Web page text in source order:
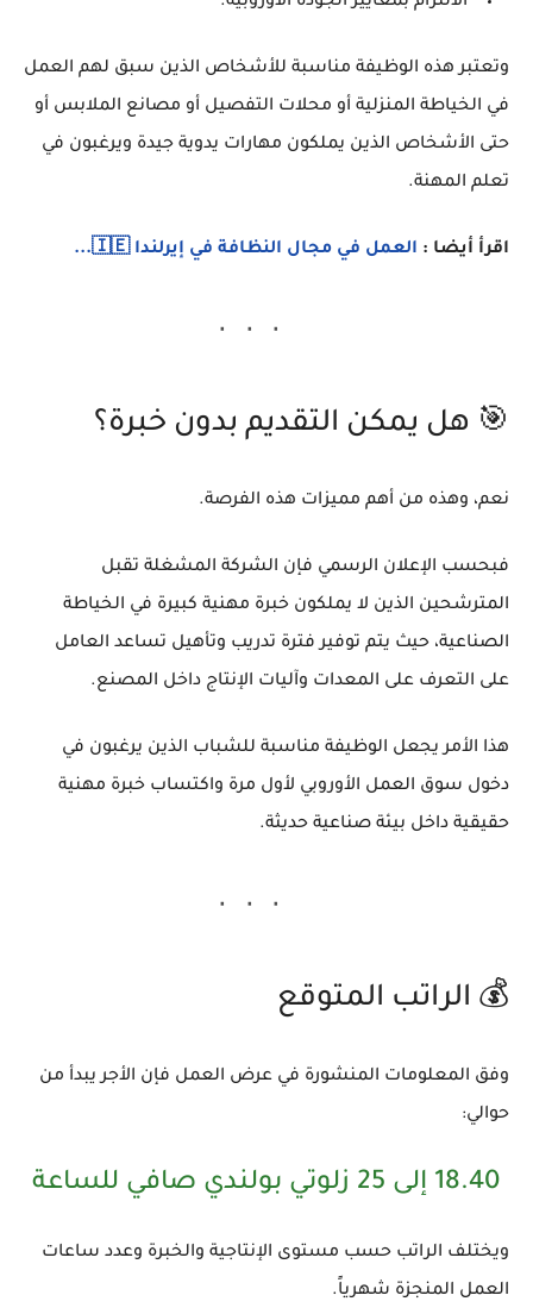
وتعتبر هذه الوظيفة مناسبة للأشخاص الذين سبق لهم العمل
في الخياطة المنزلية أو محلات التفصيل أو مصانع الملابس أو
حتى الأشخاص الذين يملكون مهارات يدوية جيدة ويرغبون في
تعلم المهنة.
اقرأ أيضا : العمل في مجال النظافة في إيرلندا 🇮🇪...
🎯 هل يمكن التقديم بدون خبرة؟
نعم، وهذه من أهم مميزات هذه الفرصة.
فبحسب الإعلان الرسمي فإن الشركة المشغلة تقبل
المترشحين الذين لا يملكون خبرة مهنية كبيرة في الخياطة
الصناعية، حيث يتم توفير فترة تدريب وتأهيل تساعد العامل
على التعرف على المعدات وآليات الإنتاج داخل المصنع.
هذا الأمر يجعل الوظيفة مناسبة للشباب الذين يرغبون في
دخول سوق العمل الأوروبي لأول مرة واكتساب خبرة مهنية
حقيقية داخل بيئة صناعية حديثة.
💰 الراتب المتوقع
وفق المعلومات المنشورة في عرض العمل فإن الأجر يبدأ من
حوالي:
18.40 إلى 25 زلوتي بولندي صافي للساعة
ويختلف الراتب حسب مستوى الإنتاجية والخبرة وعدد ساعات
العمل المنجزة شهرياً.